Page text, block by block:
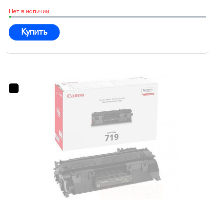
Нет в наличии
Купить